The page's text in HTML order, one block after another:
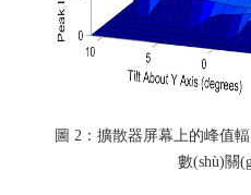
圖 2：擴散器屏幕上的峰值
數(shù)關